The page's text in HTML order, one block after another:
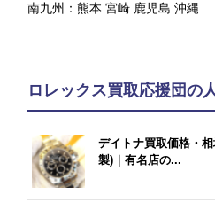
南九州：熊本 宮崎 鹿児島 沖縄
ロレックス買取応援団の
デイトナ買取価格・
製)｜有名店の...